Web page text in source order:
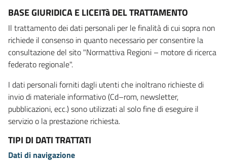
BASE GIURIDICA E LICEITà DEL TRATTAMENTO
Il trattamento dei dati personali per le finalità di cui sopra non
richiede il consenso in quanto necessario per consentire la
consultazione del sito "Normattiva Regioni – motore di ricerca
federato regionale".
I dati personali forniti dagli utenti che inoltrano richieste di
invio di materiale informativo (Cd–rom, newsletter,
pubblicazioni, ecc.) sono utilizzati al solo fine di eseguire il
servizio o la prestazione richiesta.
TIPI DI DATI TRATTATI
Dati di navigazione